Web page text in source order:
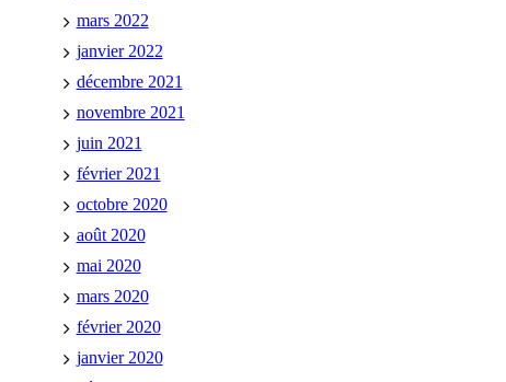
mars 2022
janvier 2022
décembre 2021
novembre 2021
juin 2021
février 2021
octobre 2020
août 2020
mai 2020
mars 2020
février 2020
janvier 2020